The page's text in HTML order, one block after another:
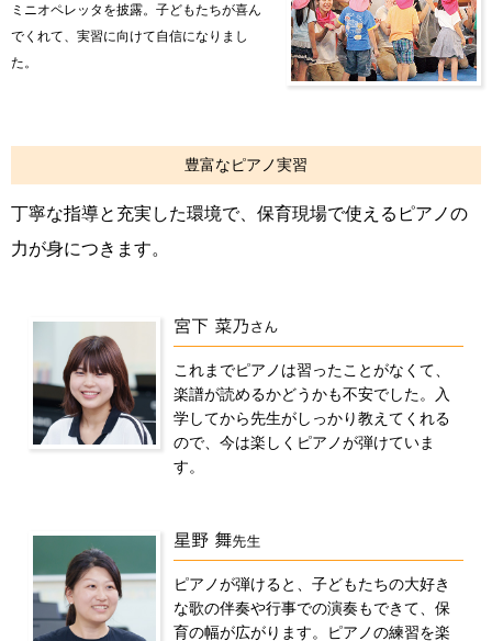
ミニオペレッタを披露。子どもたちが喜ん
でくれて、実習に向けて自信になりまし
た。
豊富なピアノ実習
丁寧な指導と充実した環境で、保育現場で使えるピアノの
力が身につきます。
これまでピアノは習ったことがなくて、
楽譜が読めるかどうかも不安でした。入
学してから先生がしっかり教えてくれる
ので、今は楽しくピアノが弾けていま
す。
ピアノが弾けると、子どもたちの大好き
な歌の伴奏や行事での演奏もできて、保
育の幅が広がります。ピアノの練習を楽